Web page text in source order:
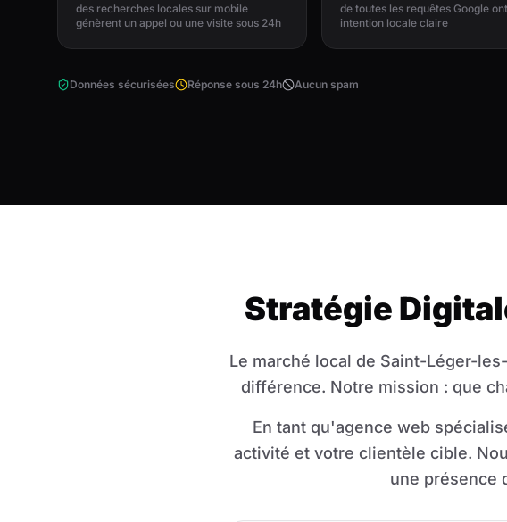
des recherches locales sur mobile
génèrent un appel ou une visite sous 24h
de toutes les requêtes Google
intention locale claire
Données sécurisées Réponse sous 24h Aucun spam
Stratégie
Le marché local de Saint-Léger-
différence. Notre mission : que
En tant qu'agence web
activité et votre clientèle cible.
une présence